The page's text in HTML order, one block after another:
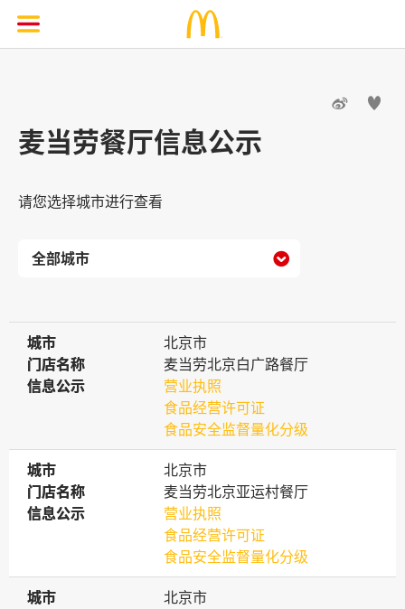
 
麦当劳餐厅信息公示
请您选择城市进行查看

城市
城市
北京市
门店名称
门店名称
麦当劳北京白广路餐厅
信息公示
信息公示
营业执照
食品经营许可证
食品安全监督量化分级
城市
城市
北京市
门店名称
门店名称
麦当劳北京亚运村餐厅
信息公示
信息公示
营业执照
食品经营许可证
食品安全监督量化分级
城市
城市
北京市